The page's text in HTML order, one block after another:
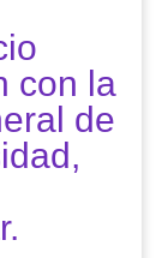
con la
de